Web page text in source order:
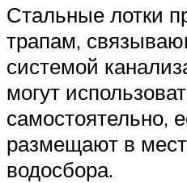
Стальные лотки
трапам,
системой
могут
самостоятельно,
размещают в
водосбора.